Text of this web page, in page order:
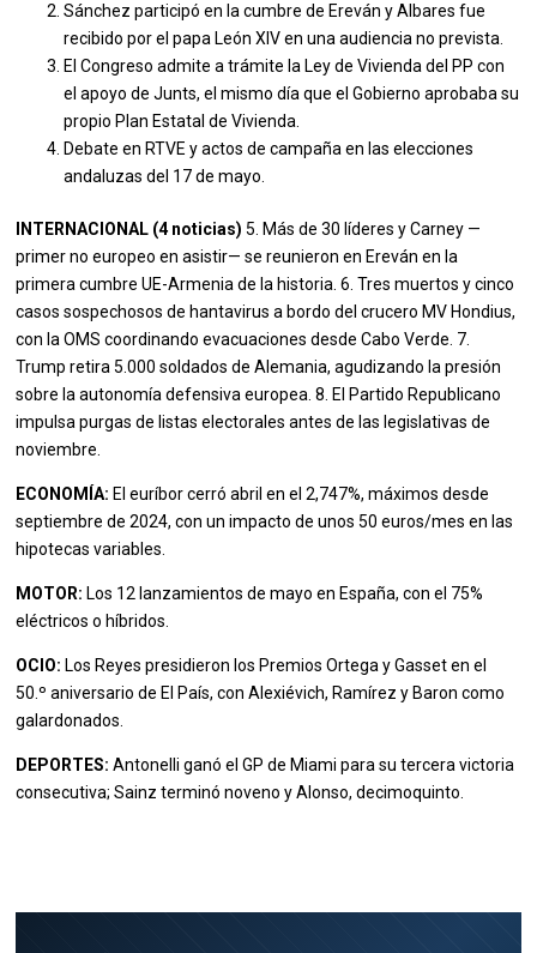
Sánchez participó en la cumbre de Ereván y Albares fue
recibido por el papa León XIV en una audiencia no prevista.
El Congreso admite a trámite la Ley de Vivienda del PP con
el apoyo de Junts, el mismo día que el Gobierno aprobaba su
propio Plan Estatal de Vivienda.
Debate en RTVE y actos de campaña en las elecciones
andaluzas del 17 de mayo.
INTERNACIONAL (4 noticias) 5. Más de 30 líderes y Carney —
primer no europeo en asistir— se reunieron en Ereván en la
primera cumbre UE-Armenia de la historia. 6. Tres muertos y cinco
casos sospechosos de hantavirus a bordo del crucero MV Hondius,
con la OMS coordinando evacuaciones desde Cabo Verde. 7.
Trump retira 5.000 soldados de Alemania, agudizando la presión
sobre la autonomía defensiva europea. 8. El Partido Republicano
impulsa purgas de listas electorales antes de las legislativas de
noviembre.
ECONOMÍA: El euríbor cerró abril en el 2,747%, máximos desde
septiembre de 2024, con un impacto de unos 50 euros/mes en las
hipotecas variables.
MOTOR: Los 12 lanzamientos de mayo en España, con el 75%
eléctricos o híbridos.
OCIO: Los Reyes presidieron los Premios Ortega y Gasset en el
50.º aniversario de El País, con Alexiévich, Ramírez y Baron como
galardonados.
DEPORTES: Antonelli ganó el GP de Miami para su tercera victoria
consecutiva; Sainz terminó noveno y Alonso, decimoquinto.